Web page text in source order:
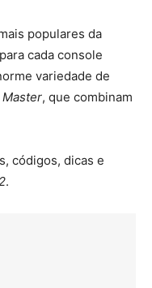
populares da
cada console
variedade de
Master, que combinam
códigos, dicas e
.